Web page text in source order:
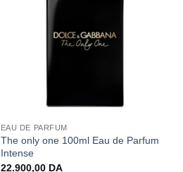
EAU DE PARFUM
The only one 100ml Eau de Parfum
Intense
22.900,00 DA